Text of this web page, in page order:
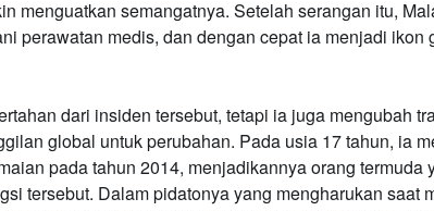
menguatkan semangatnya. Setelah serangan itu,
perawatan medis, dan dengan cepat ia menjadi ikon
dari insiden tersebut, tetapi ia juga mengubah
global untuk perubahan. Pada usia 17 tahun, ia
pada tahun 2014, menjadikannya orang termuda
tersebut. Dalam pidatonya yang mengharukan saat